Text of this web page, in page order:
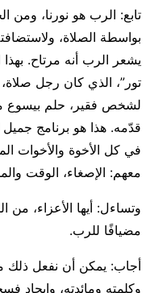
تابع: الرب هو نورنا، ومن
بواسطة الصلاة،
يشعر الرب أنه مرتاح.
تور”، الذي كان رجل
لشخص فقير، حلم بيسوع
قدّمه. هذا هو برنامج
في كل الأخوة والأخوات
معهم: الإصغاء، الوقت
وتساءل: أيها الأعزاء، من
مضيافًا للرب.
أجاب: يمكن أن نفعل ذلك
وكلمته ومائدته، وإيجاد